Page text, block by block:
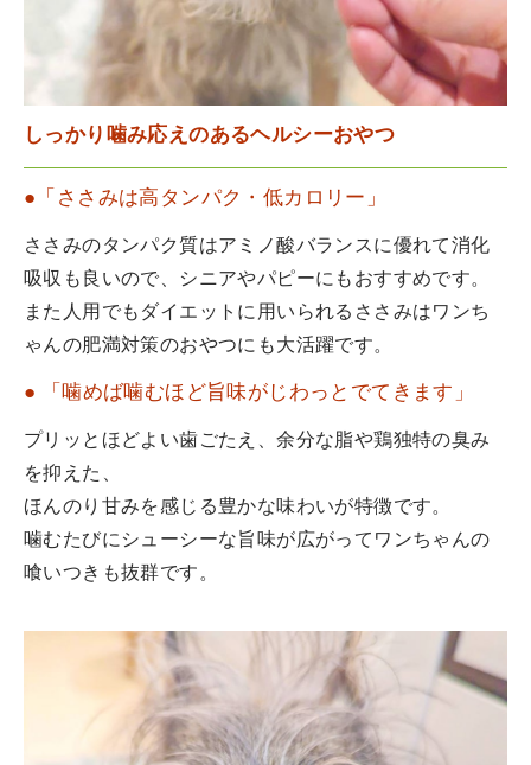
しっかり噛み応えのあるヘルシーおやつ
●「ささみは高タンパク・低カロリー」
ささみのタンパク質はアミノ酸バランスに優れて消化
吸収も良いので、シニアやパピーにもおすすめです。
また人用でもダイエットに用いられるささみはワンち
ゃんの肥満対策のおやつにも大活躍です。
● 「噛めば噛むほど旨味がじわっとでてきます」
プリッとほどよい歯ごたえ、余分な脂や鶏独特の臭み
を抑えた、
ほんのり甘みを感じる豊かな味わいが特徴です。
噛むたびにシューシーな旨味が広がってワンちゃんの
喰いつきも抜群です。